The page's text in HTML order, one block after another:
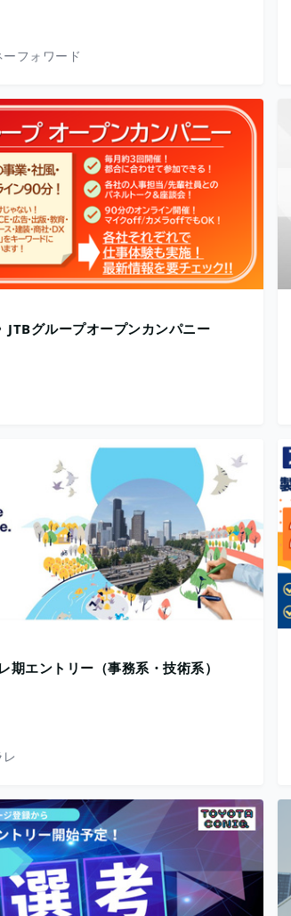
フォワード
JTBグループオープンカンパニー
期エントリー（事務系・技術系）